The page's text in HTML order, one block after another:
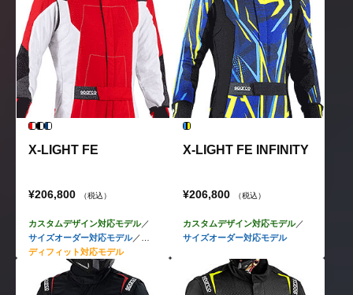
X-LIGHT FE
¥206,800 （税込）
カスタムデザイン対応モデル／
サイズオーダー対応モデル／
ディフィット対応モデル
X-LIGHT FE INFINITY
¥206,800 （税込）
カスタムデザイン対応モデル／
サイズオーダー対応モデル